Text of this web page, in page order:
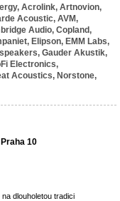
Acrolink, Artnovion,
Acoustic, AVM,
Audio, Copland,
Elipson, EMM Labs,
Gauder Akustik,
Electronics,
Acoustics, Norstone,
10
dlouholetou tradici